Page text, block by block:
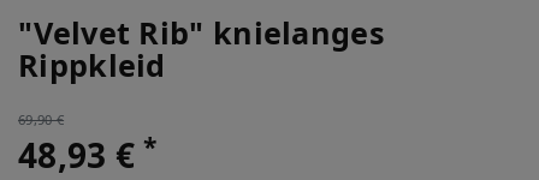
"Velvet Rib" knielanges
Rippkleid
69,90 €
48,93 €*